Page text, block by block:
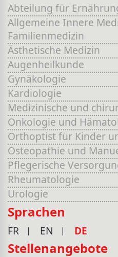
Abteilung für
Allgemeine Innere
Familienmedizin
Ästhetische Medizin
Augenheilkunde
Gynäkologie
Kardiologie
Medizinische und
Onkologie und
Orthoptist für Kinder
Osteopathie und
Pflegerische
Rheumatologie
Urologie
Sprachen
FR EN DE
Stellenangebote